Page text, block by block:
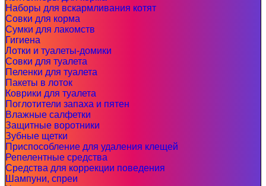
Наборы для вскармливания котят
Совки для корма
Сумки для лакомств
Гигиена
Лотки и туалеты-домики
Совки для туалета
Пеленки для туалета
Пакеты в лоток
Коврики для туалета
Поглотители запаха и пятен
Влажные салфетки
Защитные воротники
Зубные щетки
Приспособление для удаления клещей
Репелентные средства
Средства для коррекции поведения
Шампуни, спреи